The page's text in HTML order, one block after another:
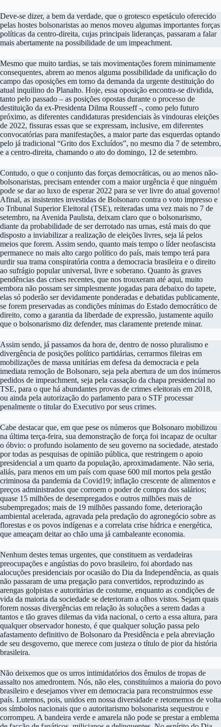
Deve-se dizer, a bem da verdade, que o grotesco espetáculo oferecido
pelas hostes bolsonaristas ao menos moveu algumas importantes forças
políticas da centro-direita, cujas principais lideranças, passaram a falar
mais abertamente na possibilidade de um impeachment.
Mesmo que muito tardias, se tais movimentações forem minimamente
consequentes, abrem ao menos alguma possibilidade da unificação do
campo das oposições em torno da demanda da urgente destituição do
atual inquilino do Planalto. Hoje, essa oposição encontra-se dividida,
tanto pelo passado – as posições opostas durante o processo de
destituição da ex-Presidenta Dilma Rousseff -, como pelo futuro
próximo, as diferentes candidaturas presidenciais às vindouras eleições
de 2022, fissuras essas que se expressam, inclusive, em diferentes
convocatórias para manifestações, a maior parte das esquerdas optando
pelo já tradicional “Grito dos Excluídos”, no mesmo dia 7 de setembro,
e a centro-direita, chamando o ato do domingo, 12 de setembro.
Contudo, o que o conjunto das forças democráticas, ou ao menos não-
bolsonaristas, precisam entender com a maior urgência é que ninguém
pode se dar ao luxo de esperar 2022 para se ver livre do atual governo!
Afinal, as insistentes investidas de Bolsonaro contra o voto impresso e
o Tribunal Superior Eleitoral (TSE), reiteradas uma vez mais no 7 de
setembro, na Avenida Paulista, deixam claro que o bolsonarismo,
diante da probabilidade de ser derrotado nas urnas, está mais do que
disposto a inviabilizar a realização de eleições livres, seja lá pelos
meios que forem. Assim sendo, quanto mais tempo o líder neofascista
permanece no mais alto cargo político do país, mais tempo terá para
urdir sua trama conspiratória contra a democracia brasileira e o direito
ao sufrágio popular universal, livre e soberano. Quanto às graves
pendências das crises recentes, que nos trouxeram até aqui, muito
embora não possam ser simplesmente jogadas para debaixo do tapete,
elas só poderão ser devidamente ponderadas e debatidas publicamente,
se forem preservadas as condições mínimas do Estado democrático de
direito, como a garantia da liberdade de expressão, justamente aquilo
que o bolsonarismo diz defender, mas claramente pretende minar.
Assim sendo, já passamos da hora de, dentro de nosso pluralismo e
divergência de posições político partidárias, cerrarmos fileiras em
mobilizações de massa unitárias em defesa da democracia e pela
imediata remoção de Bolsonaro, seja pela abertura de um dos inúmeros
pedidos de impeachment, seja pela cassação da chapa presidencial no
TSE, para o que há abundantes provas de crimes eleitorais em 2018,
ou ainda pela autorização do parlamento para o STF processar
penalmente o titular do Executivo por seus crimes.
Cabe destacar que, em que pese os números que Bolsonaro mobilizou
na última terça-feira, sua demonstração de força foi incapaz de ocultar
o óbvio: o profundo isolamento de seu governo na sociedade, atestado
por todas as pesquisas de opinião pública, que restringem o apoio
presidencial a um quarto da população, aproximadamente. Não seria,
aliás, para menos em um país com quase 600 mil mortos pela gestão
criminosa da pandemia da Covid19; inflação crescente de alimentos e
preços administrados que corroem o poder de compra dos salários;
quase 15 milhões de desempregados e outros milhões mais de
subempregados; mais de 19 milhões passando fome, deterioração
ambiental acelerada, agravada pela predação do agronegócio sobre as
florestas e os povos indígenas e a correlata crise hídrica e energética,
que ameaçam deitar ao chão uma já cambaleante economia.
Nenhum destes temas urgentes, que constituem as verdadeiras
preocupações e angústias do povo brasileiro, foi abordado nas
alocuções presidenciais por ocasião do Dia da Independência, as quais
não passaram de uma pregação para convertidos, reproduzindo as
arengas golpistas e autoritárias de costume, enquanto as condições de
vida da maioria da sociedade se deterioram a olhos vistos. Sejam quais
forem nossas divergências em relação às soluções a serem dadas a
tantos e tão graves dilemas da vida nacional, o certo a essa altura, para
qualquer observador honesto, é que qualquer solução passa pelo
afastamento definitivo de Bolsonaro da Presidência e pela abreviação
de seu desgoverno, que merece com justeza o título de pior da história
brasileira.
Não deixemos que os urros intimidatórios dos êmulos de tropas de
assalto nos amedrontem. Nós, não eles, constituímos a maioria do povo
brasileiro e desejamos viver em democracia para reconstruirmos esse
país. Lutemos, pois, unidos em nossa diversidade e retomemos de volta
os símbolos nacionais que o autoritarismo bolsonarista sequestrou e
corrompeu. A bandeira verde e amarela não pode se prestar a emblema